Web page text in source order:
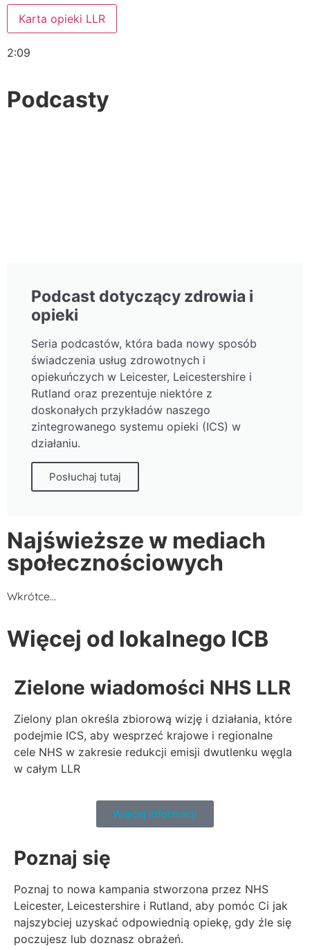
Karta opieki LLR
2:09
Podcasty
Podcast dotyczący zdrowia i
opieki
Seria podcastów, która bada nowy sposób
świadczenia usług zdrowotnych i
opiekuńczych w Leicester, Leicestershire i
Rutland oraz prezentuje niektóre z
doskonałych przykładów naszego
zintegrowanego systemu opieki (ICS) w
działaniu.
Posłuchaj tutaj
Najświeższe w mediach
społecznościowych
Wkrótce…
Więcej od lokalnego ICB
Zielone wiadomości NHS LLR
Zielony plan określa zbiorową wizję i działania, które
podejmie ICS, aby wesprzeć krajowe i regionalne
cele NHS w zakresie redukcji emisji dwutlenku węgla
w całym LLR
Więcej informacji
Poznaj się
Poznaj to nowa kampania stworzona przez NHS
Leicester, Leicestershire i Rutland, aby pomóc Ci jak
najszybciej uzyskać odpowiednią opiekę, gdy źle się
poczujesz lub doznasz obrażeń.